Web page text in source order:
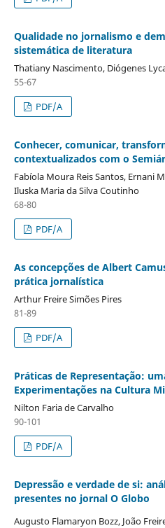
Qualidade no jornalismo e
sistemática de literatura
Thatiany Nascimento, Diógenes
55-67
PDF/A
Conhecer, comunicar,
contextualizados com o
Fabíola Moura Reis Santos, Ernani
Iluska Maria da Silva Coutinho
68-80
PDF/A
As concepções de Albert
prática jornalística
Arthur Freire Simões Pires
81-89
PDF/A
Práticas de Representação:
Experimentações na Cultura
Nilton Faria de Carvalho
90-101
PDF/A
Depressão e verdade de si:
presentes no jornal O Globo
Augusto Flamaryon Bozz, João